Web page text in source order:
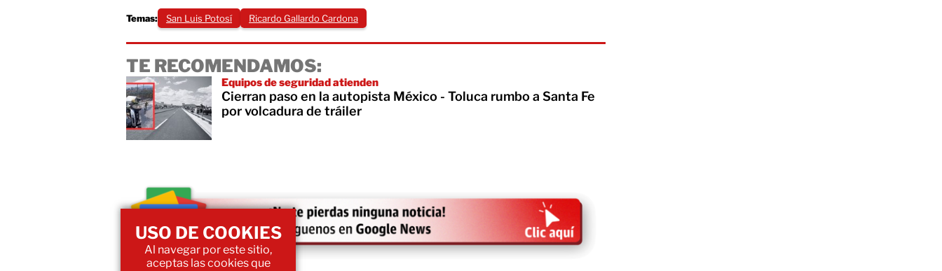
Temas: San Luis Potosí Ricardo Gallardo Cardona
TE RECOMENDAMOS:
Equipos de seguridad atienden
Cierran paso en la autopista México - Toluca rumbo a Santa Fe
por volcadura de tráiler
USO DE COOKIES
Al navegar por este sitio,
aceptas las cookies que